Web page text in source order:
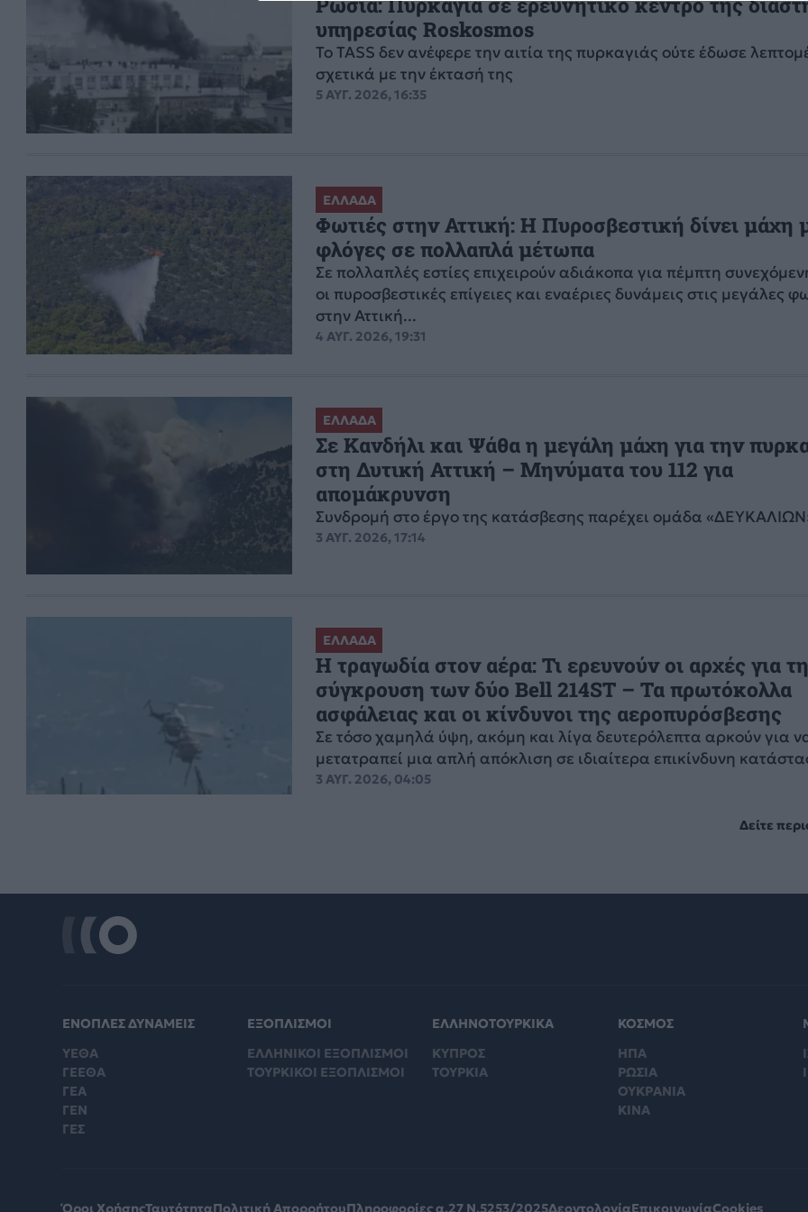
υπηρεσίας Roskosmos
Το TASS δεν ανέφερε την αιτία της πυρκαγιάς ούτε έδωσε
σχετικά με την έκτασή της
5 ΑΥΓ. 2026, 16:35
ΕΛΛΑΔΑ
Φωτιές στην Αττική: Η Πυροσβεστική δίνει μάχη
φλόγες σε πολλαπλά μέτωπα
Σε πολλαπλές εστίες επιχειρούν αδιάκοπα για πέμπτη
οι πυροσβεστικές επίγειες και εναέριες δυνάμεις στις μεγάλες
στην Αττική...
4 ΑΥΓ. 2026, 19:31
ΕΛΛΑΔΑ
Σε Κανδήλι και Ψάθα η μεγάλη μάχη για την
στη Δυτική Αττική – Μηνύματα του 112 για
απομάκρυνση
Συνδρομή στο έργο της κατάσβεσης παρέχει ομάδα
3 ΑΥΓ. 2026, 17:14
ΕΛΛΑΔΑ
Η τραγωδία στον αέρα: Τι ερευνούν οι αρχές για τη
σύγκρουση των δύο Bell 214ST – Τα πρωτόκολλα
ασφάλειας και οι κίνδυνοι της αεροπυρόσβεσης
Σε τόσο χαμηλά ύψη, ακόμη και λίγα δευτερόλεπτα αρκούν για
μετατραπεί μια απλή απόκλιση σε ιδιαίτερα επικίνδυνη
3 ΑΥΓ. 2026, 04:05
Δείτε
ΕΝΟΠΛΕΣ ΔΥΝΑΜΕΙΣ
ΥΕΘΑ
ΓΕΕΘΑ
ΓΕΑ
ΓΕΝ
ΓΕΣ
ΕΞΟΠΛΙΣΜΟΙ
ΕΛΛΗΝΙΚΟΙ ΕΞΟΠΛΙΣΜΟΙ
ΤΟΥΡΚΙΚΟΙ ΕΞΟΠΛΙΣΜΟΙ
ΕΛΛΗΝΟΤΟΥΡΚΙΚΑ
ΚΥΠΡΟΣ
ΤΟΥΡΚΙΑ
ΚΟΣΜΟΣ
ΗΠΑ
ΡΩΣΙΑ
ΟΥΚΡΑΝΙΑ
ΚΙΝΑ
Όροι ΧρήσηςΤαυτότηταΠολιτική ΑπορρήτουΠληροφορίες α.27 Ν.5253/2025ΔεοντολογίαΕπικοινωνίαCookies